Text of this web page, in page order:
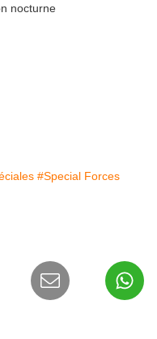
nocturne
#Special Forces